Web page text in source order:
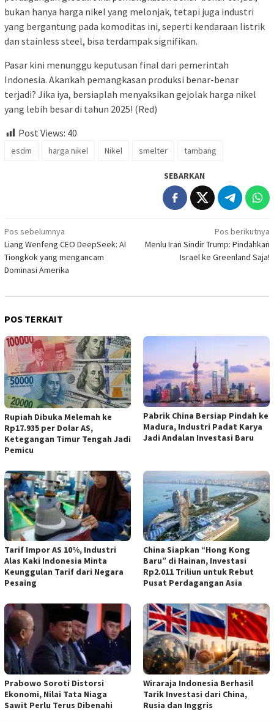
bukan hanya harga nikel yang melonjak, tetapi juga industri
yang bergantung pada komoditas ini, seperti kendaraan listrik
dan stainless steel, bisa terdampak signifikan.
Pasar kini menunggu keputusan final dari pemerintah
Indonesia. Akankah pemangkasan produksi benar-benar
terjadi? Jika iya, bersiaplah menyaksikan gejolak harga nikel
yang lebih besar di tahun 2025! (Red)
Post Views: 40
esdm harga nikel Nikel smelter tambang
SEBARKAN
Navigasi
pos
Pos sebelumnya
Liang Wenfeng CEO DeepSeek: AI
Tiongkok yang mengancam
Dominasi Amerika
Pos berikutnya
Menlu Iran Sindir Trump: Pindahkan
Israel ke Greenland Saja!
POS TERKAIT
Rupiah Dibuka Melemah ke
Rp17.935 per Dolar AS,
Ketegangan Timur Tengah Jadi
Pemicu
Pabrik China Bersiap Pindah ke
Madura, Industri Padat Karya
Jadi Andalan Investasi Baru
Tarif Impor AS 10%, Industri
Alas Kaki Indonesia Minta
Keunggulan Tarif dari Negara
Pesaing
China Siapkan “Hong Kong
Baru” di Hainan, Investasi
Rp2.011 Triliun untuk Rebut
Pusat Perdagangan Asia
Prabowo Soroti Distorsi
Ekonomi, Nilai Tata Niaga
Sawit Perlu Terus Dibenahi
Wiraraja Indonesia Berhasil
Tarik Investasi dari China,
Rusia dan Inggris